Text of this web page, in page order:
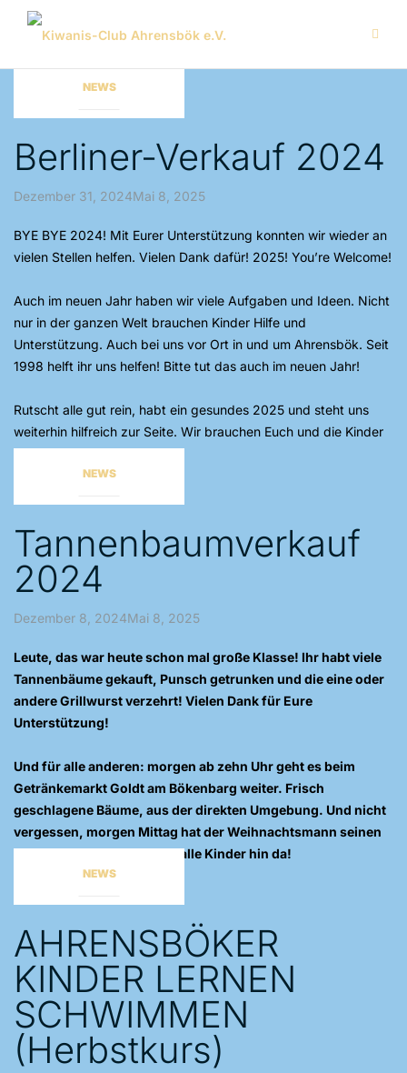
News
NEWS
Berliner-Verkauf 2024
Dezember 31, 2024Mai 8, 2025
BYE BYE 2024! Mit Eurer Unterstützung konnten wir wieder an
vielen Stellen helfen. Vielen Dank dafür! 2025! You’re Welcome!
Auch im neuen Jahr haben wir viele Aufgaben und Ideen. Nicht
nur in der ganzen Welt brauchen Kinder Hilfe und
Unterstützung. Auch bei uns vor Ort in und um Ahrensbök. Seit
1998 helft ihr uns helfen! Bitte tut das auch im neuen Jahr!
Rutscht alle gut rein, habt ein gesundes 2025 und steht uns
weiterhin hilfreich zur Seite. Wir brauchen Euch und die Kinder
brauchen Euch.
NEWS
Tannenbaumverkauf
2024
Dezember 8, 2024Mai 8, 2025
Leute, das war heute schon mal große Klasse! Ihr habt viele
Tannenbäume gekauft, Punsch getrunken und die eine oder
andere Grillwurst verzehrt! Vielen Dank für Eure
Unterstützung!
Und für alle anderen: morgen ab zehn Uhr geht es beim
Getränkemarkt Goldt am Bökenbarg weiter. Frisch
geschlagene Bäume, aus der direkten Umgebung. Und nicht
vergessen, morgen Mittag hat der Weihnachtsmann seinen
Besuch angekündigt. Also alle Kinder hin da!
NEWS
AHRENSBÖKER
KINDER LERNEN
SCHWIMMEN
(Herbstkurs)